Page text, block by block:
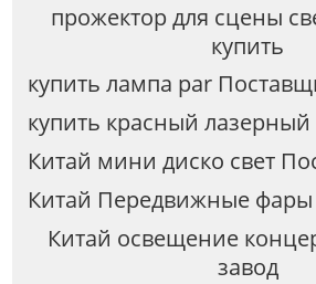
прожектор для сцены
купить
купить лампа par
купить красный лазерный
Китай мини диско свет
Китай Передвижные
Китай освещение
завод